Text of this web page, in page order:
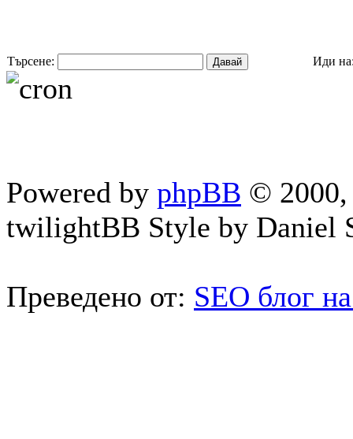
Търсене: Иди
Powered by phpBB © 2000,
twilightBB Style by Daniel
Преведено от: SEO блог